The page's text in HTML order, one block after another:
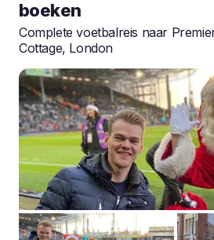
boeken
Complete voetbalreis naar
Cottage, London